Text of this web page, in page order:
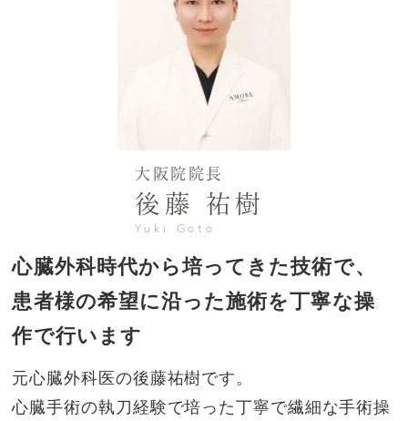
大阪院院長
後藤 祐樹
Yuki Goto
心臓外科時代から培ってきた技術で、
患者様の希望に沿った施術を丁寧な操
作で行います
元心臓外科医の後藤祐樹です。
心臓手術の執刀経験で培った丁寧で繊細な手術操